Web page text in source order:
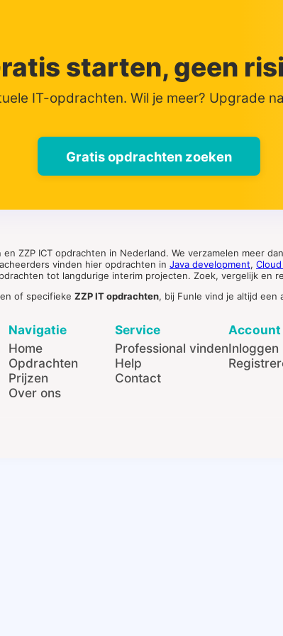
starten, geen
IT-opdrachten. Wil je meer? Upgrade
Gratis opdrachten zoeken
ZZP ICT opdrachten in Nederland. We verzamelen meer
vinden hier opdrachten in Java development,
tot langdurige interim projecten. Zoek, vergelijk en
of specifieke ZZP IT opdrachten, bij Funle vind je altijd
Navigatie
Home
Opdrachten
Prijzen
Over ons
Service
Professional vinden
Help
Contact
Account
Inloggen